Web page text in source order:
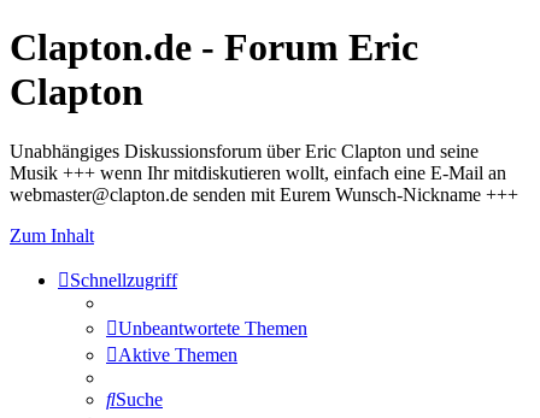
Clapton.de - Forum Eric
Clapton
Unabhängiges Diskussionsforum über Eric Clapton und seine
Musik +++ wenn Ihr mitdiskutieren wollt, einfach eine E-Mail an
webmaster@clapton.de senden mit Eurem Wunsch-Nickname +++
Zum Inhalt
Schnellzugriff
Unbeantwortete Themen
Aktive Themen
Suche